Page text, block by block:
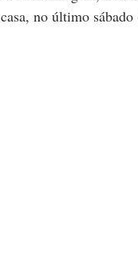
no último